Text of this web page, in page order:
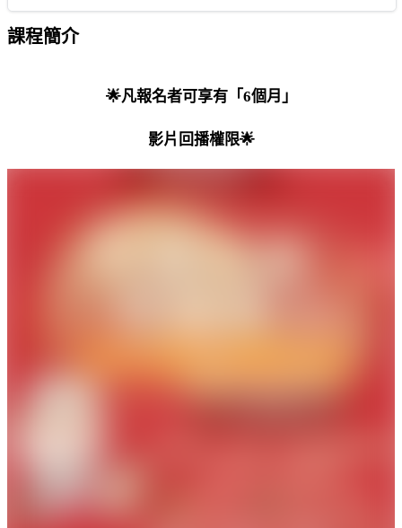
課程簡介
🌟凡報名者可享有「6個月」
影片回播權限🌟